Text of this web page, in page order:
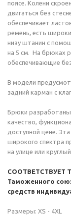
поясе. Колени
двигаться без
обеспечивает
ремень, есть
низу штанин с
на 5 см. На брюках
обеспечивающие
В модели
задний карман с
Брюки разработаны
качество,
доступной цене.
широкого спектра
на улице или
СООТВЕТСТВУЕТ
Таможенного
средств
Размеры: XS - 4XL